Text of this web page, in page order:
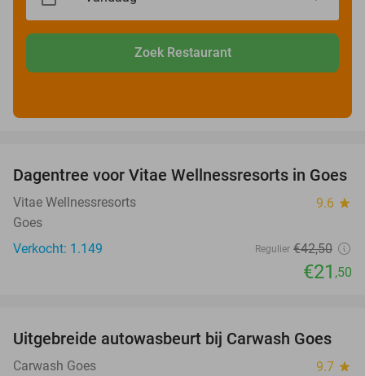
Zoek Restaurant
49%
Dagentree voor Vitae Wellnessresorts in Goes
Vitae Wellnessresorts 9.6 star
Goes
Verkocht: 1.149
Regulier €42,50
€21 ,50
36%
Uitgebreide autowasbeurt bij Carwash Goes
Carwash Goes 9.7 star